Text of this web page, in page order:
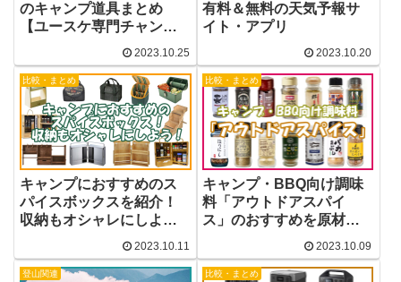
のキャンプ道具まとめ
【ユースケ専門チャンネ
2023.10.25
有料＆無料の天気予報サ
イト・アプリ
2023.10.20
比較・まとめ
キャンプにおすすめのス
パイスボックスを紹介！
収納もオシャレにしよ
2023.10.11
比較・まとめ
キャンプ・BBQ向け調味
料「アウトドアスパイ
ス」のおすすめを原材料
2023.10.09
登山関連 比較・まとめ